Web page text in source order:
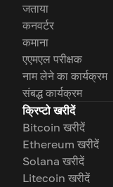
जताया
कनवर्टर
कमाना
एएमएल परीक्षक
नाम लेने का कार्यक्रम
संबद्ध कार्यक्रम
क्रिप्टो खरीदें
Bitcoin खरीदें
Ethereum खरीदें
Solana खरीदें
Litecoin खरीदें